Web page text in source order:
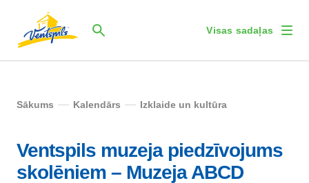
Visas sadaļas
Sākums Kalendārs Izklaide un kultūra
Ventspils muzeja piedzīvojums
skolēniem – Muzeja ABCD